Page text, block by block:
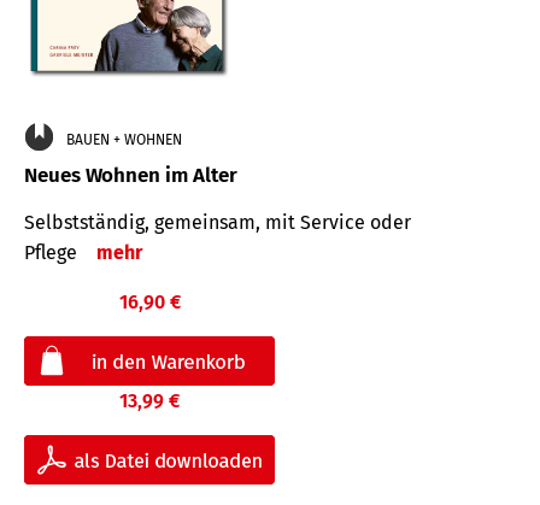
BAUEN + WOHNEN
Neues Wohnen im Alter
Selbstständig, gemeinsam, mit Service oder
Pflege
mehr
16,90 €
13,99 €